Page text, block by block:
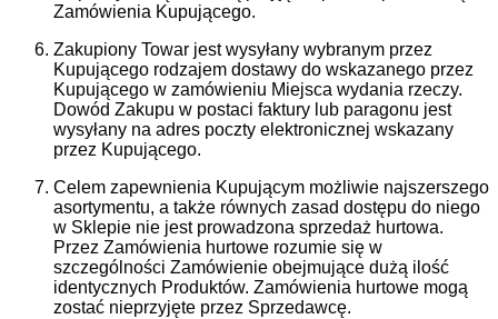
Zamówienia Kupującego.
Zakupiony Towar jest wysyłany wybranym przez
Kupującego rodzajem dostawy do wskazanego przez
Kupującego w zamówieniu Miejsca wydania rzeczy.
Dowód Zakupu w postaci faktury lub paragonu jest
wysyłany na adres poczty elektronicznej wskazany
przez Kupującego.
Celem zapewnienia Kupującym możliwie najszerszego
asortymentu, a także równych zasad dostępu do niego
w Sklepie nie jest prowadzona sprzedaż hurtowa.
Przez Zamówienia hurtowe rozumie się w
szczególności Zamówienie obejmujące dużą ilość
identycznych Produktów. Zamówienia hurtowe mogą
zostać nieprzyjęte przez Sprzedawcę.